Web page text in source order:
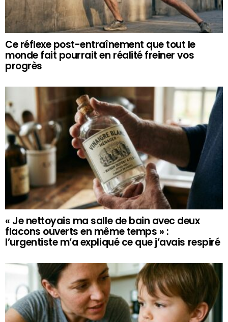
Ce réflexe post-entraînement que tout le
monde fait pourrait en réalité freiner vos
progrès
« Je nettoyais ma salle de bain avec deux
flacons ouverts en même temps » :
l’urgentiste m’a expliqué ce que j’avais respiré